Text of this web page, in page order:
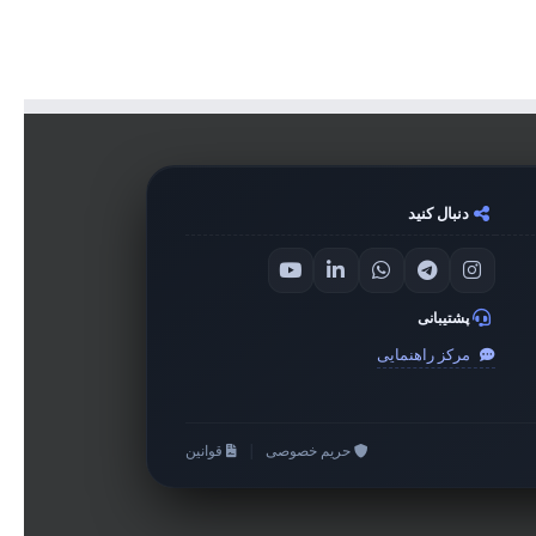
دنبال کنید
پشتیبانی
مرکز راهنمایی
حریم خصوصی قوانین